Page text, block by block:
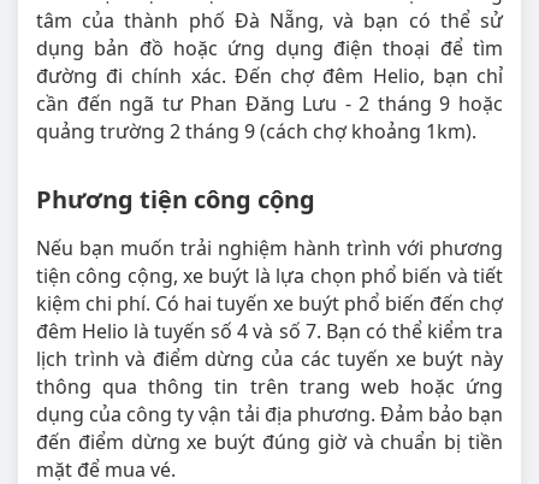
tâm của thành phố Đà Nẵng, và bạn có thể sử
dụng bản đồ hoặc ứng dụng điện thoại để tìm
đường đi chính xác. Đến chợ đêm Helio, bạn chỉ
cần đến ngã tư Phan Đăng Lưu - 2 tháng 9 hoặc
quảng trường 2 tháng 9 (cách chợ khoảng 1km).
Phương tiện công cộng
Nếu bạn muốn trải nghiệm hành trình với phương
tiện công cộng, xe buýt là lựa chọn phổ biến và tiết
kiệm chi phí. Có hai tuyến xe buýt phổ biến đến chợ
đêm Helio là tuyến số 4 và số 7. Bạn có thể kiểm tra
lịch trình và điểm dừng của các tuyến xe buýt này
thông qua thông tin trên trang web hoặc ứng
dụng của công ty vận tải địa phương. Đảm bảo bạn
đến điểm dừng xe buýt đúng giờ và chuẩn bị tiền
mặt để mua vé.